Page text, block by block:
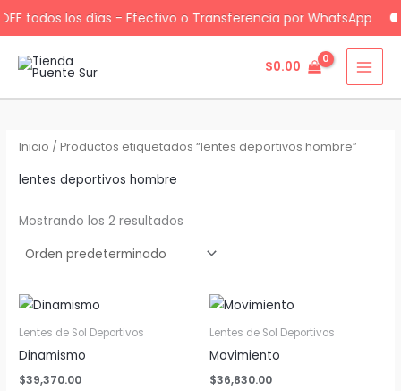
todos los días - Efectivo o Transferencia por WhatsApp
contenido
$0.00
Inicio / Productos etiquetados “lentes deportivos hombre”
lentes deportivos hombre
Mostrando los 2 resultados
Lentes de Sol Deportivos
Dinamismo
$39,370.00
Lentes de Sol Deportivos
Movimiento
$36,830.00